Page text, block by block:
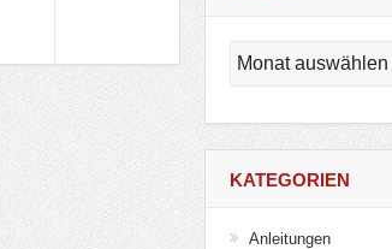
KATEGORIEN
Anleitungen